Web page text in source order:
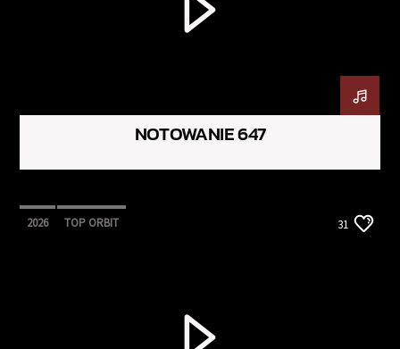
NOTOWANIE 647
2026 TOP ORBIT 31